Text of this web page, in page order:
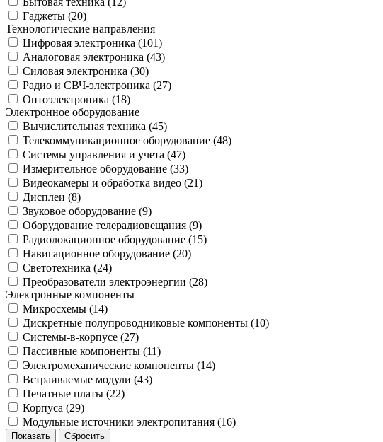
Гаджеты (20)
Технологические направления
Цифровая электроника (101)
Аналоговая электроника (43)
Силовая электроника (30)
Радио и СВЧ-электроника (27)
Оптоэлектроника (18)
Электронное оборудование
Вычислительная техника (45)
Телекоммуникационное оборудование (48)
Системы управления и учета (47)
Измерительное оборудование (33)
Видеокамеры и обработка видео (21)
Дисплеи (8)
Звуковое оборудование (9)
Оборудование телерадиовещания (9)
Радиолокационное оборудование (15)
Навигационное оборудование (20)
Светотехника (24)
Преобразователи электроэнергии (28)
Электронные компоненты
Микросхемы (14)
Дискретные полупроводниковые компоненты (10)
Системы-в-корпусе (27)
Пассивные компоненты (11)
Электромеханические компоненты (14)
Встраиваемые модули (43)
Печатные платы (22)
Корпуса (29)
Модульные источники электропитания (16)